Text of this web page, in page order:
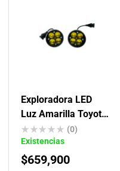
Exploradora LED
Luz Amarilla Toyota
Varios
(0)
Existencias
$659,900